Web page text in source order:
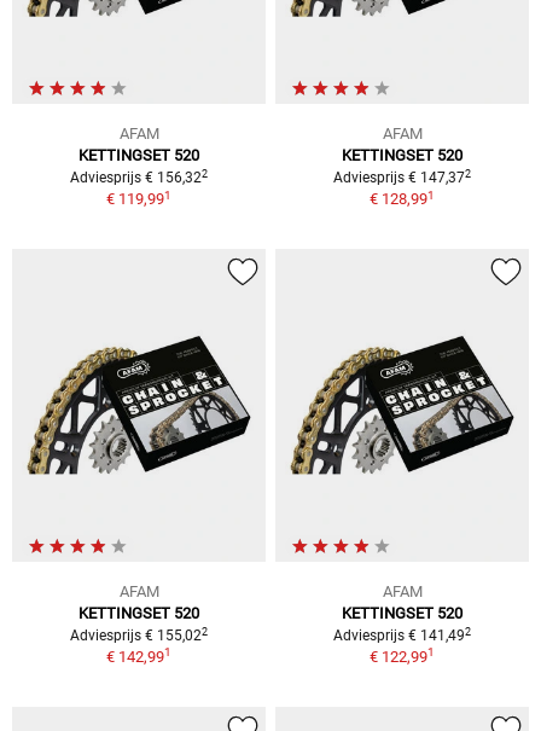
AFAM
KETTINGSET 520
Adviesprijs € 156,322
€ 119,991
AFAM
KETTINGSET 520
Adviesprijs € 147,372
€ 128,991
AFAM
KETTINGSET 520
Adviesprijs € 155,022
€ 142,991
AFAM
KETTINGSET 520
Adviesprijs € 141,492
€ 122,991